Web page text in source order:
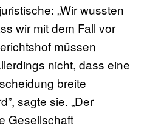
„Wir wussten
wir mit dem Fall vor
müssen
nicht, dass eine
breite
sagte sie. „Der
Gesellschaft